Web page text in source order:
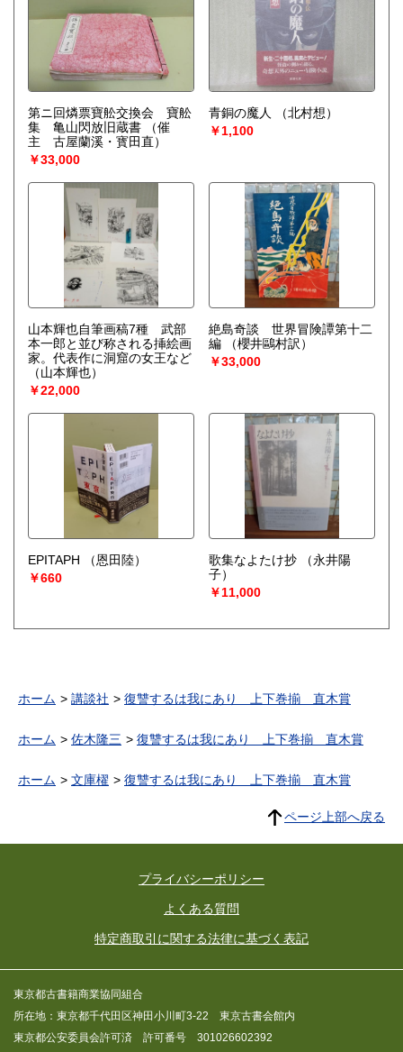
第ニ回燐票寶舩交換会 寶舩
集 亀山閃放旧蔵書
（催
主 古屋蘭溪・寳田直）
￥33,000
青銅の魔人
（北村想）
￥1,100
山本輝也自筆画稿7種 武部
本一郎と並び称される挿絵画
家。代表作に洞窟の女王など
（山本輝也）
￥22,000
絶島奇談 世界冒険譚第十二
編
（櫻井鷗村訳）
￥33,000
EPITAPH
（恩田陸）
￥660
歌集なよたけ抄
（永井陽
子）
￥11,000
ホーム 講談社 復讐するは我にあり 上下巻揃 直木賞
ホーム 佐木隆三 復讐するは我にあり 上下巻揃 直木賞
ホーム 文庫櫂 復讐するは我にあり 上下巻揃 直木賞
ページ上部へ戻る
プライバシーポリシー
よくある質問
特定商取引に関する法律に基づく表記
東京都古書籍商業協同組合
所在地：東京都千代田区神田小川町3-22 東京古書会館内
東京都公安委員会許可済 許可番号 301026602392